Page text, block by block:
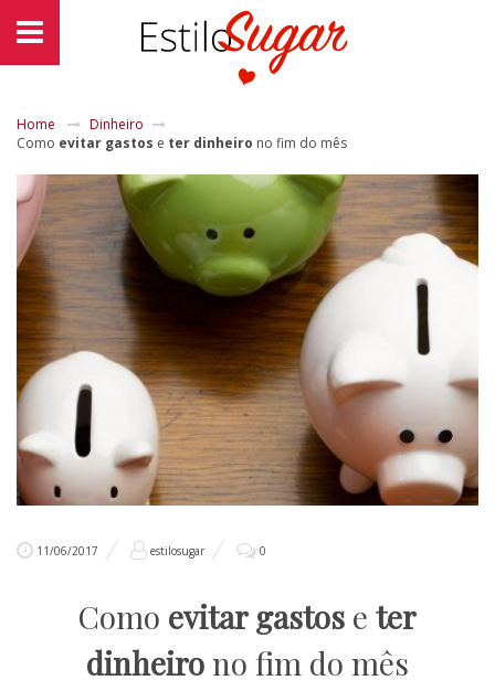
Home
Dinheiro
Como evitar gastos e ter dinheiro no fim do mês
11/06/2017 estilosugar 0
Como evitar gastos e ter
dinheiro no fim do mês